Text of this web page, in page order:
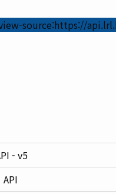
source:https://
- v5
API